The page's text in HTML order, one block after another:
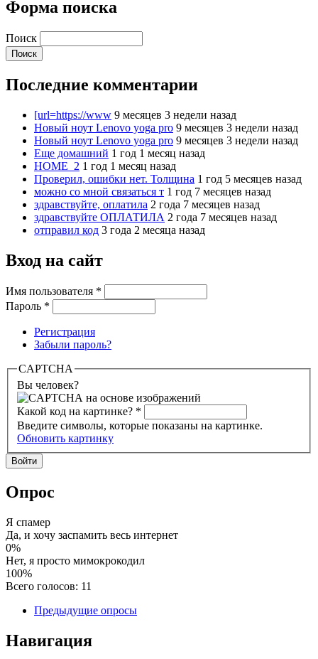
Форма поиска
Поиск
Последние комментарии
[url=https://www 9 месяцев 3 недели назад
Новый ноут Lenovo yoga pro 9 месяцев 3 недели назад
Новый ноут Lenovo yoga pro 9 месяцев 3 недели назад
Еще домашний 1 год 1 месяц назад
HOME_2 1 год 1 месяц назад
Проверил, ошибки нет. Толщина 1 год 5 месяцев назад
можно со мной связаться т 1 год 7 месяцев назад
здравствуйте, оплатила 2 года 7 месяцев назад
здравствуйте ОПЛАТИЛА 2 года 7 месяцев назад
отправил код 3 года 2 месяца назад
Вход на сайт
Имя пользователя *
Пароль *
Регистрация
Забыли пароль?
CAPTCHA
Вы человек?
Какой код на картинке? *
Введите символы, которые показаны на картинке.
Обновить картинку
Опрос
Я спамер
Да, и хочу заспамить весь интернет
0%
Нет, я просто мимокрокодил
100%
Всего голосов: 11
Предыдущие опросы
Навигация